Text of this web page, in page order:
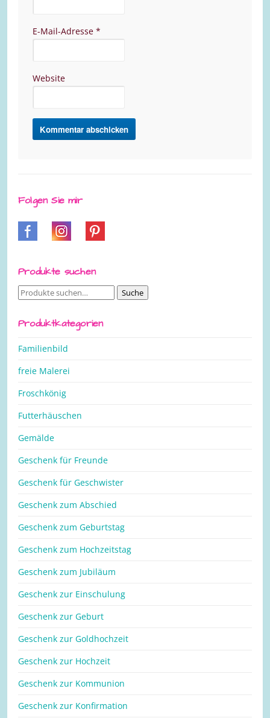
E-Mail-Adresse *
Website
Folgen Sie mir
Produkte suchen
Suche
Suche
Produktkategorien
Familienbild
freie Malerei
Froschkönig
Futterhäuschen
Gemälde
Geschenk für Freunde
Geschenk für Geschwister
Geschenk zum Abschied
Geschenk zum Geburtstag
Geschenk zum Hochzeitstag
Geschenk zum Jubiläum
Geschenk zur Einschulung
Geschenk zur Geburt
Geschenk zur Goldhochzeit
Geschenk zur Hochzeit
Geschenk zur Kommunion
Geschenk zur Konfirmation